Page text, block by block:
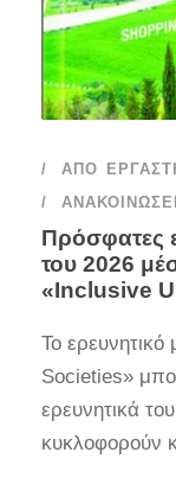
ΑΠΌ
Πρόσφατες
του 2026
«Inclusive
Το
Societies»
ερευνητικά
κυκλοφορούν